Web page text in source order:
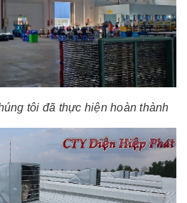
tôi đã thực hiện hoàn thành